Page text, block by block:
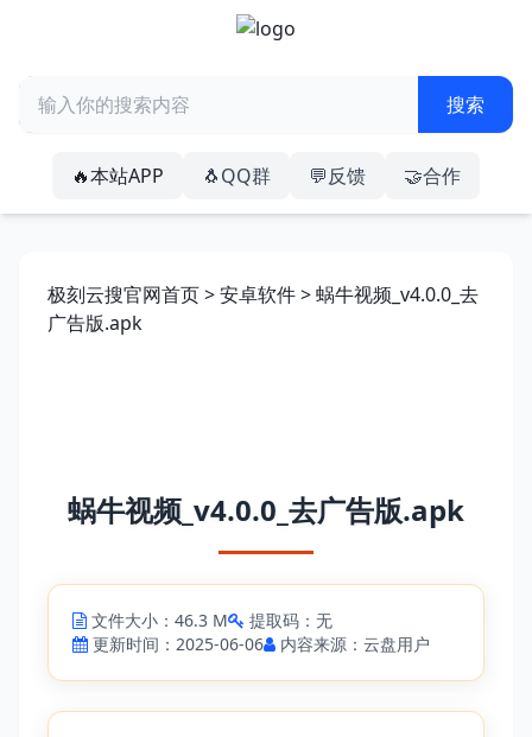
🔥本站APP 🐧QQ群 💬反馈 🤝合作
极刻云搜官网首页>安卓软件> 蜗牛视频_v4.0.0_去
广告版.apk
蜗牛视频_v4.0.0_去广告版.apk
文件大小：46.3 M
提取码：无
更新时间：2025-06-06
内容来源：云盘用户